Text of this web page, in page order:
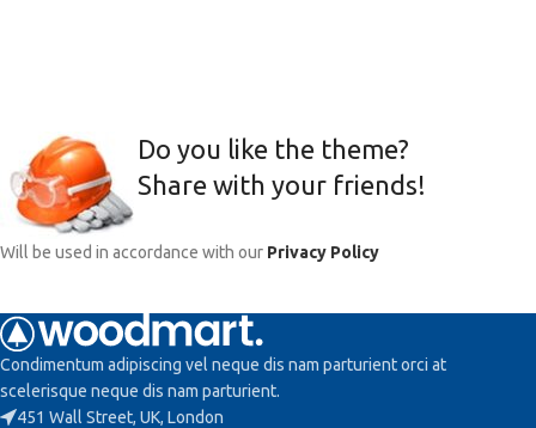
Do you like the theme?
Share with your friends!
Will be used in accordance with our Privacy Policy
Condimentum adipiscing vel neque dis nam parturient orci at
scelerisque neque dis nam parturient.
451 Wall Street, UK, London